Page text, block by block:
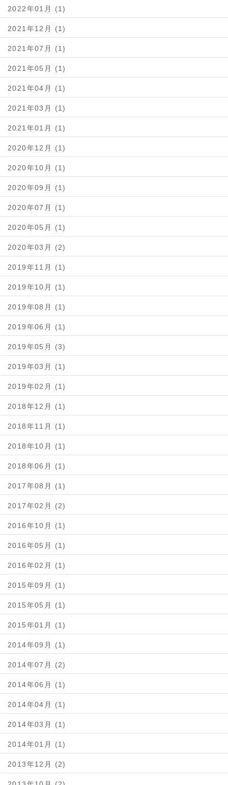
2022年01月 (1)
2021年12月 (1)
2021年07月 (1)
2021年05月 (1)
2021年04月 (1)
2021年03月 (1)
2021年01月 (1)
2020年12月 (1)
2020年10月 (1)
2020年09月 (1)
2020年07月 (1)
2020年05月 (1)
2020年03月 (2)
2019年11月 (1)
2019年10月 (1)
2019年08月 (1)
2019年06月 (1)
2019年05月 (3)
2019年03月 (1)
2019年02月 (1)
2018年12月 (1)
2018年11月 (1)
2018年10月 (1)
2018年06月 (1)
2017年08月 (1)
2017年02月 (2)
2016年10月 (1)
2016年05月 (1)
2016年02月 (1)
2015年09月 (1)
2015年05月 (1)
2015年01月 (1)
2014年09月 (1)
2014年07月 (2)
2014年06月 (1)
2014年04月 (1)
2014年03月 (1)
2014年01月 (1)
2013年12月 (2)